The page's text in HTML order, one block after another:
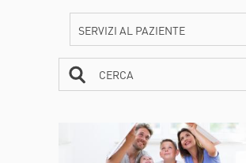
SERVIZI AL PAZIENTE
CERCA